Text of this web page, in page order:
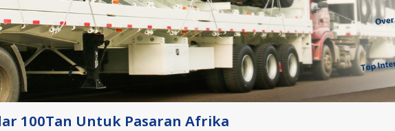
Malay
ภาษา
100Tan Untuk Pasaran Afrika